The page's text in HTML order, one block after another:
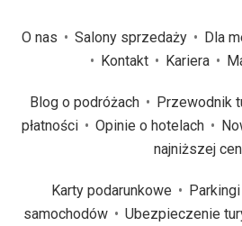
O nas Salony sprzedaży Dla
Kontakt
Kariera
Blog o podróżach Przewodnik
płatności
Opinie o hotelach
najniższej
Karty podarunkowe Parkingi
samochodów
Ubezpieczenie